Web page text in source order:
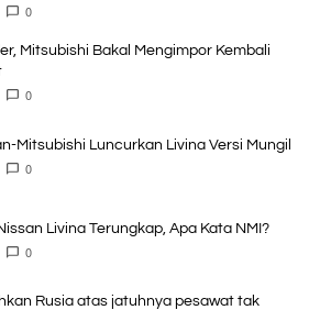
0
Mitsubishi Bakal Mengimpor Kembali
0
Mitsubishi Luncurkan Livina Versi Mungil
0
Livina Terungkap, Apa Kata NMI?
0
Rusia atas jatuhnya pesawat tak